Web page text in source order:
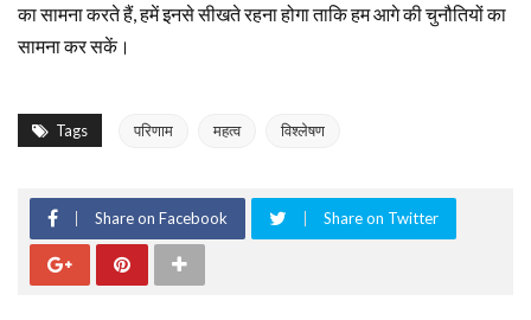
का सामना करते हैं, हमें इनसे सीखते रहना होगा ताकि हम आगे की चुनौतियों का
सामना कर सकें।
Tags परिणाम महत्व विश्लेषण
Share on Facebook Share on Twitter